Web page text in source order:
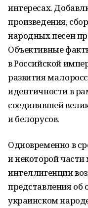
интересах.
произведения,
народных песен
Объективные
в Российской
развития
идентичности в
соединявшей
и белорусов.
Одновременно в
и некоторой
интеллигенции
представления об
украинском